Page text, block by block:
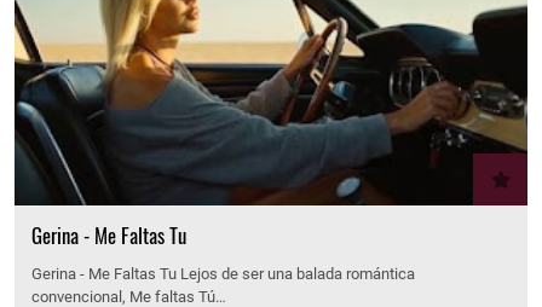
Gerina - Me Faltas Tu
Gerina - Me Faltas Tu Lejos de ser una balada romántica
convencional, Me faltas Tú…